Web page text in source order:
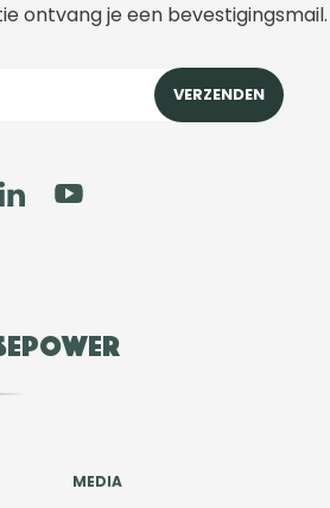
ontvang je een bevestigingsmail.
MEDIA